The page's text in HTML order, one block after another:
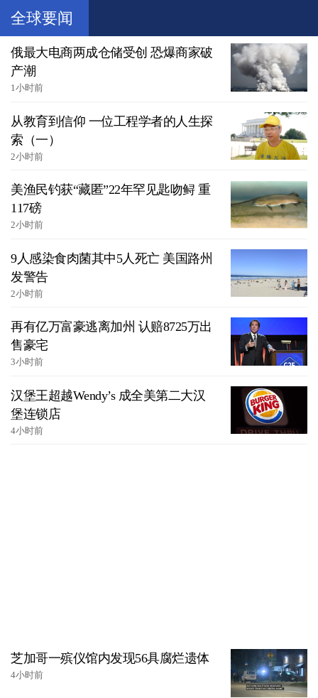
全球要闻
俄最大电商两成仓储受创 恐爆商家破
产潮
1小时前
从教育到信仰 一位工程学者的人生探
索（一）
2小时前
美渔民钓获“藏匿”22年罕见匙吻鲟 重
117磅
2小时前
9人感染食肉菌其中5人死亡 美国路州
发警告
2小时前
再有亿万富豪逃离加州 认赔8725万出
售豪宅
3小时前
汉堡王超越Wendy’s 成全美第二大汉
堡连锁店
4小时前
芝加哥一殡仪馆内发现56具腐烂遗体
4小时前